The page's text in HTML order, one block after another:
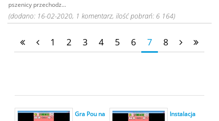
pszenicy przechodz...
(dodano: 16-02-2020, 1 komentarz, ilość pobrań: 6 164)
1 2 3 4 5 6 7 8
Gra Pou na
Instalacja